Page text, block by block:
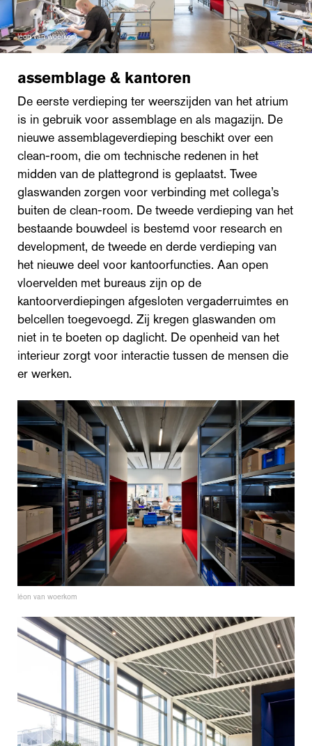
léon van woerkom
assemblage & kantoren
De eerste verdieping ter weerszijden van het atrium
is in gebruik voor assemblage en als magazijn. De
nieuwe assemblageverdieping beschikt over een
clean-room, die om technische redenen in het
midden van de plattegrond is geplaatst. Twee
glaswanden zorgen voor verbinding met collega’s
buiten de clean-room. De tweede verdieping van het
bestaande bouwdeel is bestemd voor research en
development, de tweede en derde verdieping van
het nieuwe deel voor kantoorfuncties. Aan open
vloervelden met bureaus zijn op de
kantoorverdiepingen afgesloten vergaderruimtes en
belcellen toegevoegd. Zij kregen glaswanden om
niet in te boeten op daglicht. De openheid van het
interieur zorgt voor interactie tussen de mensen die
er werken.
léon van woerkom